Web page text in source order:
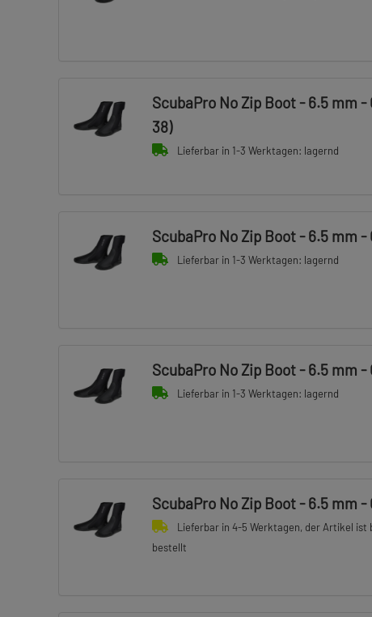
ScubaPro No Zip Boot - 6.5 mm -
38)
Lieferbar in 1-3 Werktagen: lagernd
ScubaPro No Zip Boot - 6.5 mm -
Lieferbar in 1-3 Werktagen: lagernd
ScubaPro No Zip Boot - 6.5 mm -
Lieferbar in 1-3 Werktagen: lagernd
ScubaPro No Zip Boot - 6.5 mm -
Lieferbar in 4-5 Werktagen, der Artikel ist
bestellt